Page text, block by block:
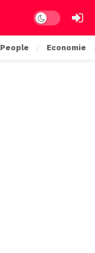
Dark mode
People Economie